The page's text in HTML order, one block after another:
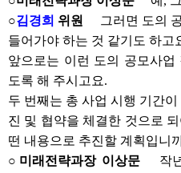
○김경희 위원
그러면 도의
들어가야 하는 것 같기도 하고
앞으로는 이런 도의 공모사업
도록 해 주시고요.
두 번째는 총 사업 시행 기간
진 및 협약을 체결한 것으로
떤 내용으로 추진할 계획입니
○미래전략과장 이상문
작